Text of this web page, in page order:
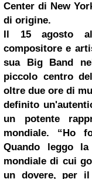
Center di New
di origine.
Il 15 agosto
compositore e
sua Big Band
piccolo centro
oltre due ore di
definito
un potente
mondiale. “Ho
Quando leggo
mondiale di cui
un dovere, per